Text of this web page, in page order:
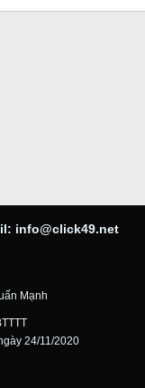
info@click49.net
Mạnh
24/11/2020